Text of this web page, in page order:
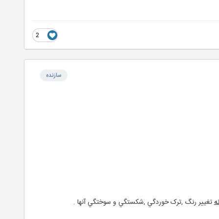
2
سازنده
تغيير رنگ ,ترک خوردگي ,شکستگي و سوختگي آنها .